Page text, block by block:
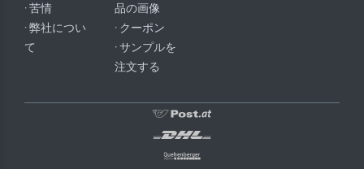
· 苦情
· 弊社につい
て
品の画像
· クーポン
· サンプルを
注文する